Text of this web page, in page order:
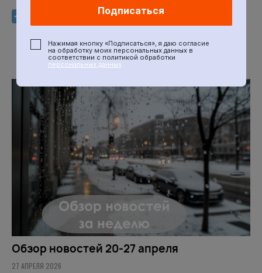
Обзор новостей 20-27 апреля
27 АПРЕЛЯ 2026
Подписаться
Нажимая кнопку «Подписаться», я даю согласие
на обработку моих персональных данных в
соответствии с политикой обработки
персональных данных